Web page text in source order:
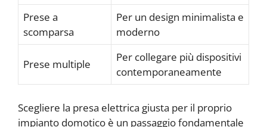
Prese a
scomparsa
Per un design minimalista e
moderno
Prese multiple
Per collegare più dispositivi
contemporaneamente
Scegliere la presa elettrica giusta per il proprio
impianto domotico è un passaggio fondamentale